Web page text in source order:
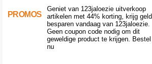
PROMOS
Geniet van 123jaloezie uitverkoop
artikelen met 44% korting, krijg geld
besparen vandaag van 123jaloezie.
Geen coupon code nodig om dit
geweldige product te krijgen. Bestel
nu